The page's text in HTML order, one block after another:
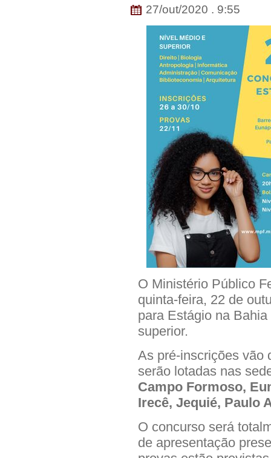
27/out/2020 . 9:55
O Ministério Público
quinta-feira, 22 de
para Estágio na
superior.
As pré-inscrições vão
serão lotadas nas
Campo Formoso,
Irecê, Jequié, Paulo
O concurso será
de apresentação